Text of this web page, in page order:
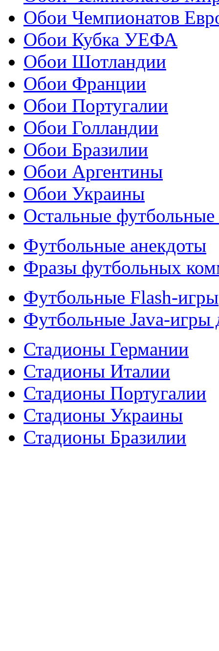
Обои Чемпионатов
Обои Кубка УЕФА
Обои Шотландии
Обои Франции
Обои Португалии
Обои Голландии
Обои Бразилии
Обои Аргентины
Обои Украины
Остальные
Футбольные анекдоты
Фразы футбольных
Футбольные Flash-игры
Футбольные Java-игры
Стадионы Германии
Стадионы Италии
Стадионы Португалии
Стадионы Украины
Стадионы Бразилии